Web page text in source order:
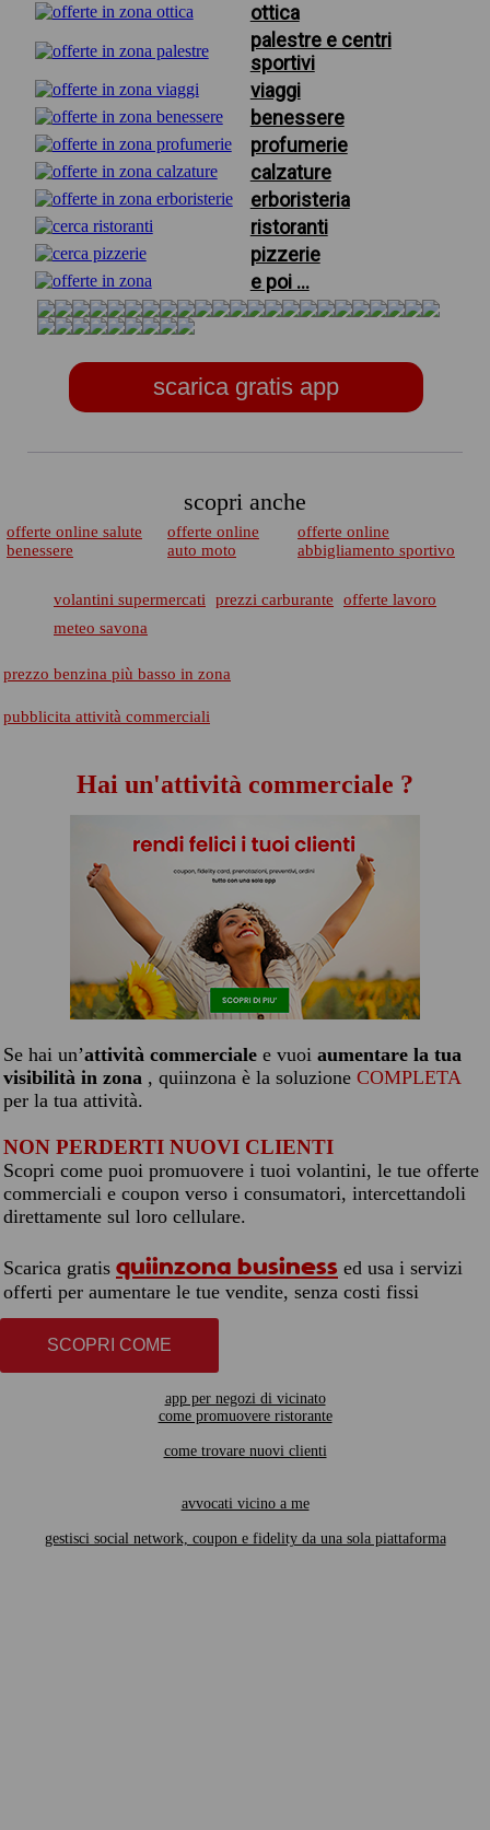
ottica
palestre e centri
sportivi
viaggi
benessere
profumerie
calzature
erboristeria
ristoranti
pizzerie
e poi ...
scarica gratis app
scopri anche
offerte online salute
benessere
offerte online
auto moto
offerte online
abbigliamento sportivo
volantini supermercati prezzi carburante
offerte lavoro
meteo savona
prezzo benzina più basso in zona
pubblicita attività commerciali
Hai un'attività commerciale ?
Se hai un’attività commerciale e vuoi aumentare la tua
visibilità in zona , quiinzona è la soluzione COMPLETA
per la tua attività.
NON PERDERTI NUOVI CLIENTI
Scopri come puoi promuovere i tuoi volantini, le tue offerte
commerciali e coupon verso i consumatori, intercettandoli
direttamente sul loro cellulare.
Scarica gratis quiinzona business ed usa i servizi
offerti per aumentare le tue vendite, senza costi fissi
SCOPRI COME
app per negozi di vicinato
come promuovere ristorante
come trovare nuovi clienti
avvocati vicino a me
gestisci social network, coupon e fidelity da una sola piattaforma